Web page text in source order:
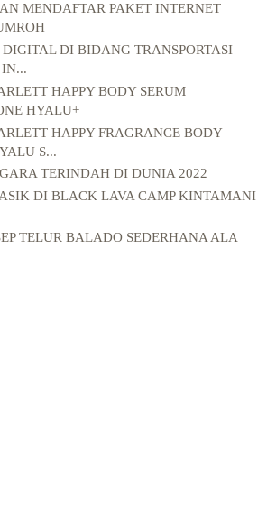
MENDAFTAR PAKET INTERNET
DI BIDANG TRANSPORTASI
HAPPY BODY SERUM
HYALU+
HAPPY FRAGRANCE BODY
S...
TERINDAH DI DUNIA 2022
DI BLACK LAVA CAMP KINTAMANI
TELUR BALADO SEDERHANA ALA